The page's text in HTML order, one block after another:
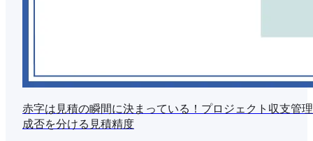
赤字は見積の瞬間に決まっている！プロジェクト収支管
成否を分ける見積精度